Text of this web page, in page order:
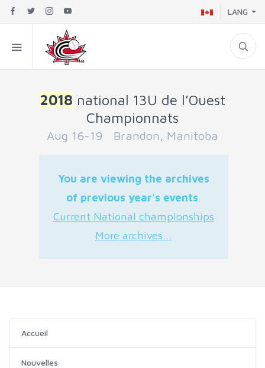
LANG
2018 national 13U de l’Ouest
Championnats
Aug 16-19 Brandon, Manitoba
You are viewing the archives
of previous year's events.
Current National championships
More archives...
Accueil
Nouvelles